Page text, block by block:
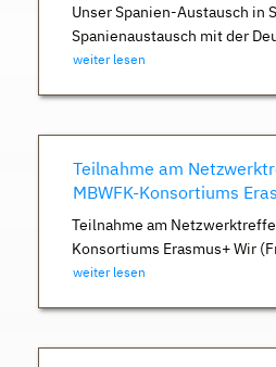
Unser Spanien-Austausch in
Spanienaustausch mit der
weiter lesen
Teilnahme am
MBWFK-Konsortiums
Teilnahme am
Konsortiums Erasmus+ Wir
weiter lesen